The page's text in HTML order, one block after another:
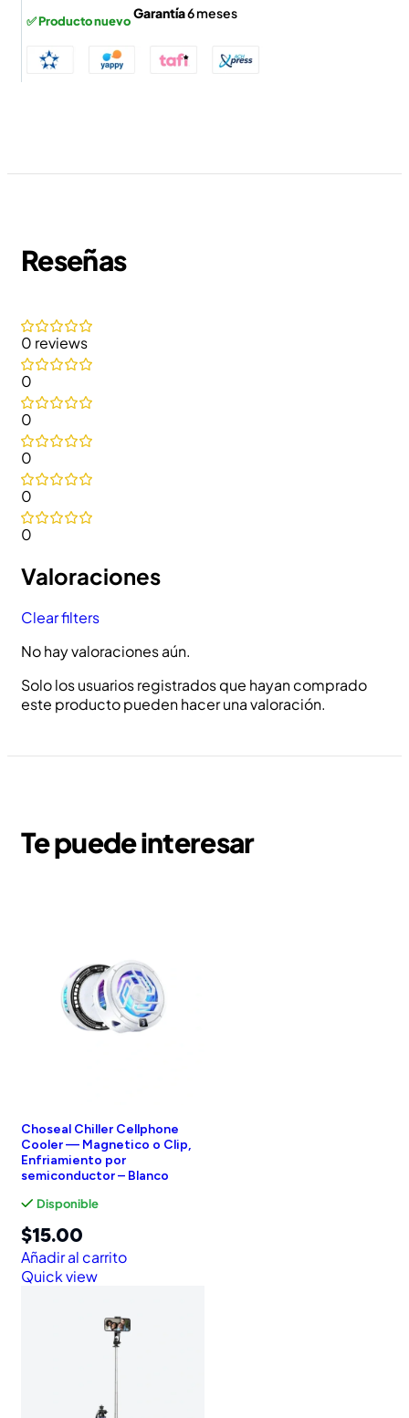
✅ Producto nuevoGarantía6 meses
Reseñas
0 reviews
0
0
0
0
0
Valoraciones
Clear filters
No hay valoraciones aún.
Solo los usuarios registrados que hayan comprado
este producto pueden hacer una valoración.
Te puede interesar
Choseal Chiller Cellphone
Cooler — Magnetico o Clip,
Enfriamiento por
semiconductor – Blanco
Disponible
$15.00
Añadir al carrito
Quick view